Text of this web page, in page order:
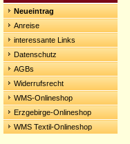
Neueintrag
Anreise
interessante Links
Datenschutz
AGBs
Widerrufsrecht
WMS-Onlineshop
Erzgebirge-Onlineshop
WMS Textil-Onlineshop